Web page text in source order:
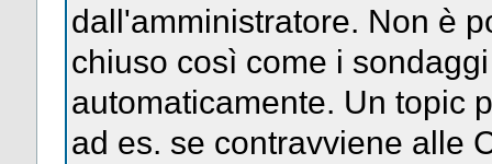
dall'amministratore. Non è
chiuso così come i
automaticamente. Un topic
ad es. se contravviene alle